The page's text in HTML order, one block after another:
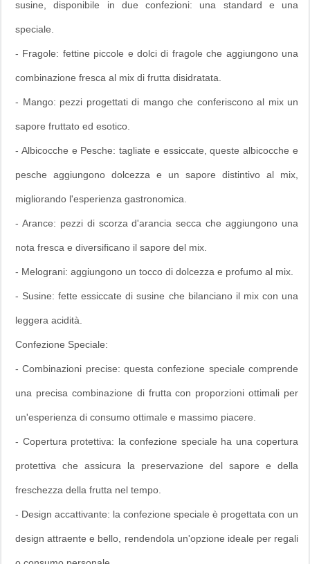
susine, disponibile in due confezioni: una standard e una
speciale.
- Fragole: fettine piccole e dolci di fragole che aggiungono una
combinazione fresca al mix di frutta disidratata.
- Mango: pezzi progettati di mango che conferiscono al mix un
sapore fruttato ed esotico.
- Albicocche e Pesche: tagliate e essiccate, queste albicocche e
pesche aggiungono dolcezza e un sapore distintivo al mix,
migliorando l'esperienza gastronomica.
- Arance: pezzi di scorza d'arancia secca che aggiungono una
nota fresca e diversificano il sapore del mix.
- Melograni: aggiungono un tocco di dolcezza e profumo al mix.
- Susine: fette essiccate di susine che bilanciano il mix con una
leggera acidità.
Confezione Speciale:
- Combinazioni precise: questa confezione speciale comprende
una precisa combinazione di frutta con proporzioni ottimali per
un'esperienza di consumo ottimale e massimo piacere.
- Copertura protettiva: la confezione speciale ha una copertura
protettiva che assicura la preservazione del sapore e della
freschezza della frutta nel tempo.
- Design accattivante: la confezione speciale è progettata con un
design attraente e bello, rendendola un'opzione ideale per regali